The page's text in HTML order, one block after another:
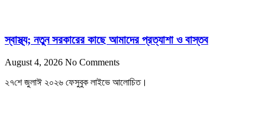
স্বাস্থ্য; নতুন সরকারের কাছে আমাদের প্রত্যাশা ও বাস্তব
August 4, 2026 No Comments
২৭শে জুলাঈ ২০২৬ ফেসুবুক লাইভে আলোচিত।